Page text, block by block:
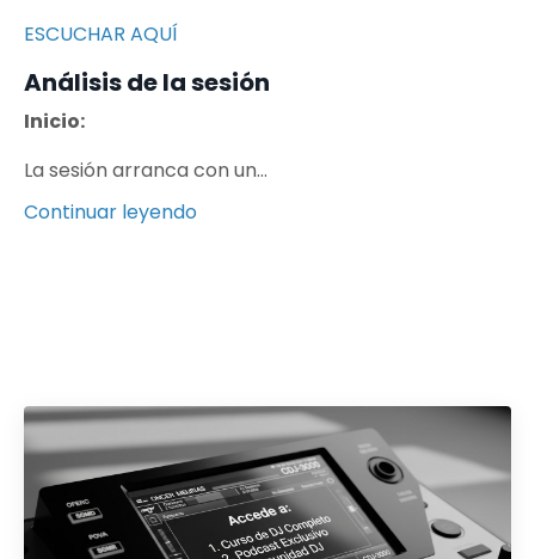
ESCUCHAR AQUÍ
Análisis de la sesión
Inicio:
La sesión arranca con un...
Continuar leyendo